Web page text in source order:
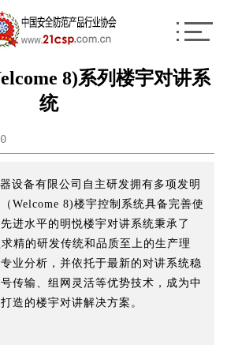
8)系列楼宇对讲系
统
设备有限公司自主研发拥有多项发明
Welcome 8)楼宇控制系统具备完善使
进水平的明悦楼宇对讲系统秉承了
精的研发传统和品质至上的生产理
业分析，并依托于最新的对讲系统稳
传输、组网灵活等优势技术，成为中
造的楼宇对讲解决方案。